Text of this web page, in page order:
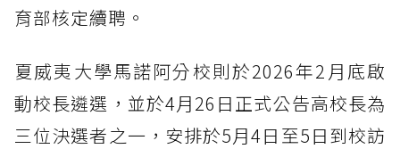
育部核定續聘。
夏威夷大學馬諾阿分校則於2026年2月底啟
動校長遴選，並於4月26日正式公告高校長為
三位決選者之一，安排於5月4日至5日到校訪